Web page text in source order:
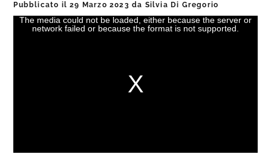
Pubblicato il29 Marzo 2023 da Silvia Di Gregorio
The media could not be loaded, either because the server or
network failed or because the format is not supported.